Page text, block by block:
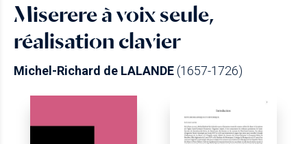
Miserere à voix seule,
réalisation clavier
Michel-Richard de LALANDE(1657-1726)